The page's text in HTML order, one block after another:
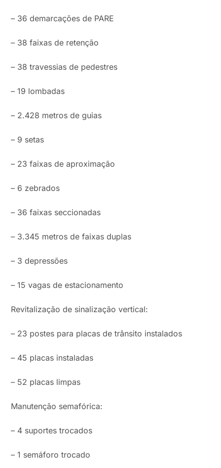
– 36 demarcações de PARE
– 38 faixas de retenção
– 38 travessias de pedestres
– 19 lombadas
– 2.428 metros de guias
– 9 setas
– 23 faixas de aproximação
– 6 zebrados
– 36 faixas seccionadas
– 3.345 metros de faixas duplas
– 3 depressões
– 15 vagas de estacionamento
Revitalização de sinalização vertical:
– 23 postes para placas de trânsito instalados
– 45 placas instaladas
– 52 placas limpas
Manutenção semafórica:
– 4 suportes trocados
– 1 semáforo trocado